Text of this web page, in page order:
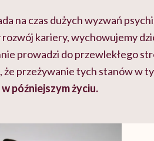
na czas dużych wyzwań
kariery, wychowujemy
prowadzi do przewlekłego
że przeżywanie tych stanów w
późniejszym życiu.